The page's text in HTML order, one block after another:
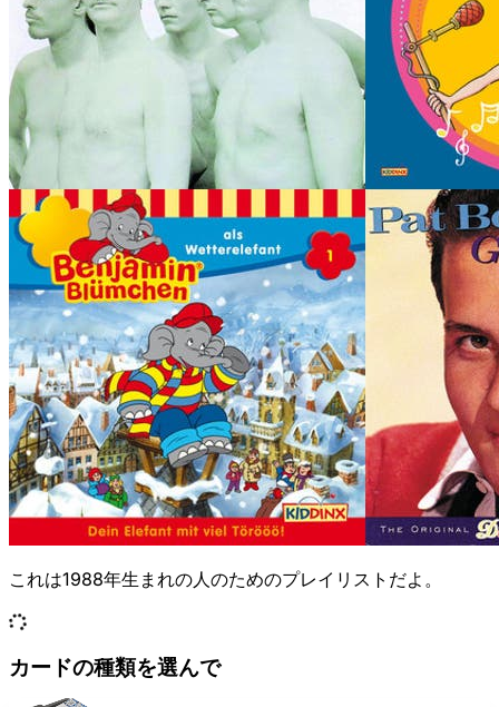
これは1988年生まれの人のためのプレイリストだよ。
カードの種類を選んで